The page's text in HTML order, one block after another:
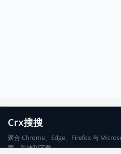
Crx搜搜
聚合 Chrome、Edge、Firefox 与
索、跳转和下载。